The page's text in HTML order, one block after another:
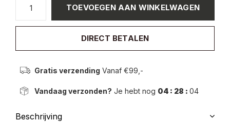
TOEVOEGEN AAN WINKELWAGEN
DIRECT BETALEN
Gratis verzending Vanaf €99,-
Vandaag verzonden? Je hebt nog 04 : 28 : 04
Beschrijving